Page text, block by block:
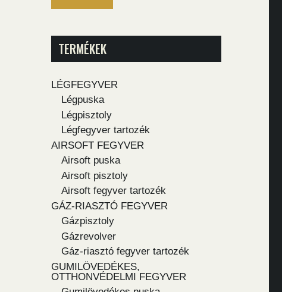
TERMÉKEK
LÉGFEGYVER
Légpuska
Légpisztoly
Légfegyver tartozék
AIRSOFT FEGYVER
Airsoft puska
Airsoft pisztoly
Airsoft fegyver tartozék
GÁZ-RIASZTÓ FEGYVER
Gázpisztoly
Gázrevolver
Gáz-riasztó fegyver tartozék
GUMILÖVEDÉKES,
OTTHONVÉDELMI FEGYVER